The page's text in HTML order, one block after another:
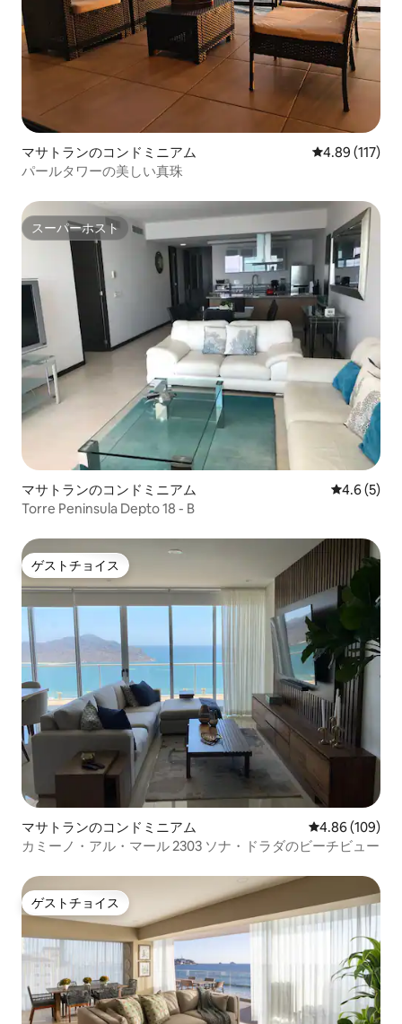
マサトランのコンドミニアム レビュー117
4.89 (117)
パールタワーの美しい真珠
スーパーホスト
スーパーホスト
マサトランのコンドミニアム レビュー5
4.6 (5)
Torre Peninsula Depto 18 - B
ゲストチョイス
ゲストチョイス
マサトランのコンドミニアム レビュー109
4.86 (109)
カミーノ・アル・マール 2303 ソナ・ドラダのビーチビュー
ゲストチョイス
ゲストチョイス